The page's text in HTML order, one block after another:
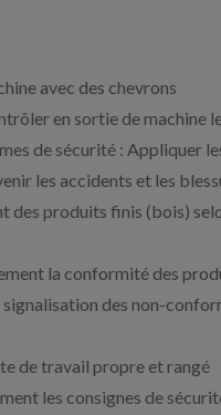
avec des chevrons
en sortie de machine
de sécurité : Appliquer
les accidents et les
des produits finis (bois)
la conformité des
des non-
de travail propre et rangé
les consignes de